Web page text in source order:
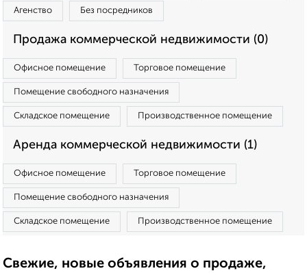
Агенство Без посредников
Продажа коммерческой недвижимости (0)
Офисное помещение Торговое помещение
Помещение свободного назначения
Складское помещение Производственное помещение
Аренда коммерческой недвижимости (1)
Офисное помещение Торговое помещение
Помещение свободного назначения
Складское помещение Производственное помещение
Свежие, новые объявления о продаже,